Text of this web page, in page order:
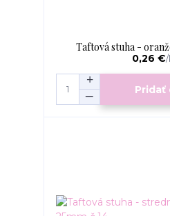
Taftová stuha -
0,26 €/
Pridať